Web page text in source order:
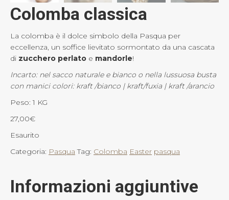
Colomba classica
La colomba è il dolce simbolo della Pasqua per
eccellenza, un soffice lievitato sormontato da una cascata
di zucchero perlato e mandorle!
Incarto: nel sacco naturale e bianco o nella lussuosa busta
con manici colori: kraft /bianco | kraft/fuxia | kraft /arancio
Peso: 1 KG
27,00€
Esaurito
Categoria: Pasqua Tag: Colomba Easter pasqua
Informazioni aggiuntive